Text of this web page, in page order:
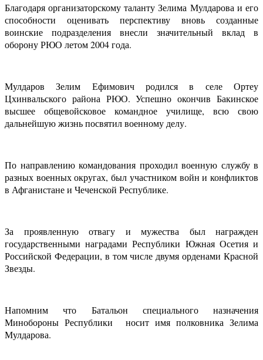
Благодаря организаторскому таланту Зелима Мулдарова и его
способности оценивать перспективу вновь созданные
воинские подразделения внесли значительный вклад в
оборону РЮО летом 2004 года.
Мулдаров Зелим Ефимович родился в селе Ортеу
Цхинвальского района РЮО. Успешно окончив Бакинское
высшее общевойсковое командное училище, всю свою
дальнейшую жизнь посвятил военному делу.
По направлению командования проходил военную службу в
разных военных округах, был участником войн и конфликтов
в Афганистане и Чеченской Республике.
За проявленную отвагу и мужества был награжден
государственными наградами Республики Южная Осетия и
Российской Федерации, в том числе двумя орденами Красной
Звезды.
Напомним что Батальон специального назначения
Минобороны Республики носит имя полковника Зелима
Мулдарова.